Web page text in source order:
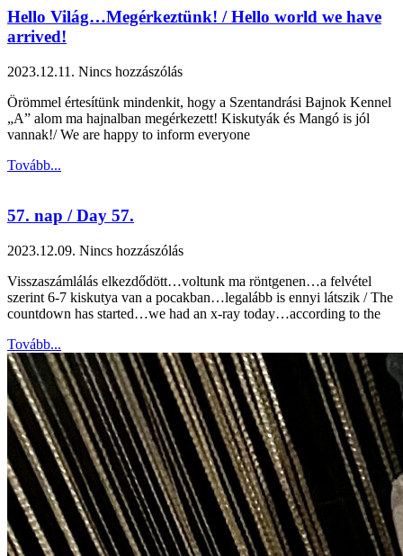
Hello Világ…Megérkeztünk! / Hello world we have
arrived!
2023.12.11. Nincs hozzászólás
Örömmel értesítünk mindenkit, hogy a Szentandrási Bajnok Kennel
„A” alom ma hajnalban megérkezett! Kiskutyák és Mangó is jól
vannak!/ We are happy to inform everyone
Tovább...
57. nap / Day 57.
2023.12.09. Nincs hozzászólás
Visszaszámlálás elkezdődött…voltunk ma röntgenen…a felvétel
szerint 6-7 kiskutya van a pocakban…legalább is ennyi látszik / The
countdown has started…we had an x-ray today…according to the
Tovább...